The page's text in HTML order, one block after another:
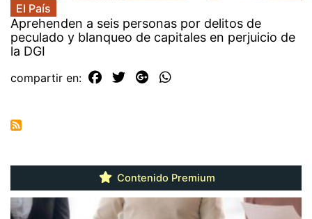
El País
Aprehenden a seis personas por delitos de
peculado y blanqueo de capitales en perjuicio de
la DGI
compartir en:
Contenido Premium